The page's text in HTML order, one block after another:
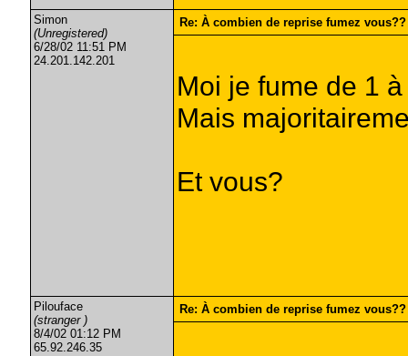
Simon
(Unregistered)
6/28/02 11:51 PM
24.201.142.201
Re: À combien de reprise fumez vous??
Moi je fume de 1
Mais
Et vous?
Pilouface
(stranger )
8/4/02 01:12 PM
65.92.246.35
Re: À combien de reprise fumez vous??